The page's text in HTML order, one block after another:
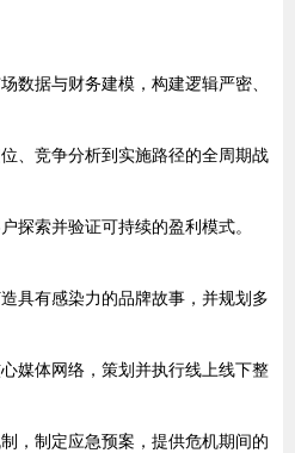
数据与财务建模，构建逻辑严密、
、竞争分析到实施路径的全周期战
探索并验证可持续的盈利模式。
具有感染力的品牌故事，并规划多
媒体网络，策划并执行线上线下整
，制定应急预案，提供危机期间的